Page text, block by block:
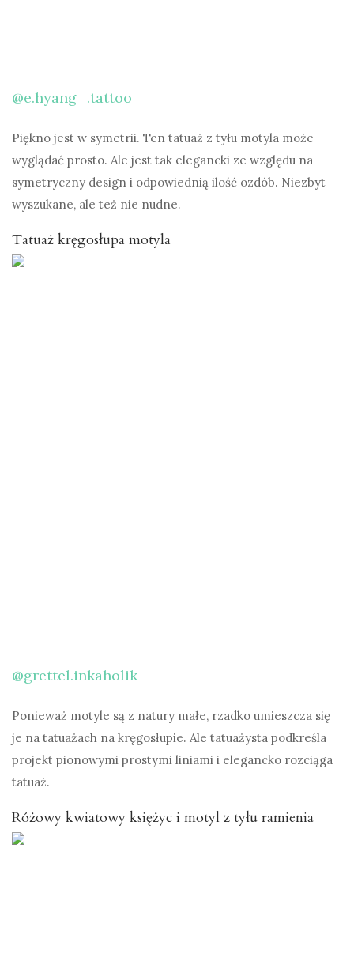
@e.hyang_.tattoo
Piękno jest w symetrii. Ten tatuaż z tyłu motyla może
wyglądać prosto. Ale jest tak elegancki ze względu na
symetryczny design i odpowiednią ilość ozdób. Niezbyt
wyszukane, ale też nie nudne.
Tatuaż kręgosłupa motyla
@grettel.inkaholik
Ponieważ motyle są z natury małe, rzadko umieszcza się
je na tatuażach na kręgosłupie. Ale tatuażysta podkreśla
projekt pionowymi prostymi liniami i elegancko rozciąga
tatuaż.
Różowy kwiatowy księżyc i motyl z tyłu ramienia